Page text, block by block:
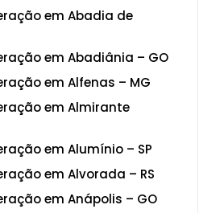
em Abadia de
em Abadiânia – GO
em Alfenas – MG
em Almirante
em Alumínio – SP
em Alvorada – RS
em Anápolis – GO